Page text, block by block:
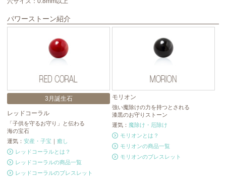
パワーストーン紹介
3月誕生石
レッドコーラル
「子供を守るお守り」と伝わる
海の宝石
運気： 安産・子宝 ｜ 癒し
レッドコーラルとは？
レッドコーラルの商品一覧
レッドコーラルのブレスレット
モリオン
強い魔除けの力を持つとされる
漆黒のお守りストーン
運気： 魔除け・厄除け
モリオンとは？
モリオンの商品一覧
モリオンのブレスレット